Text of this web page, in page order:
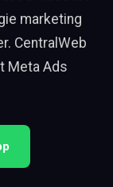
marketing
CentralWeb
Meta Ads